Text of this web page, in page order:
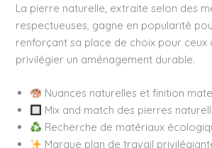
La pierre naturelle, extraite selon des
respectueuses, gagne en popularité
renforçant sa place de choix pour ceux
privilégier un aménagement durable.
Nuances naturelles et finition mate
Mix and match des pierres
Recherche de matériaux
Marque plan de travail